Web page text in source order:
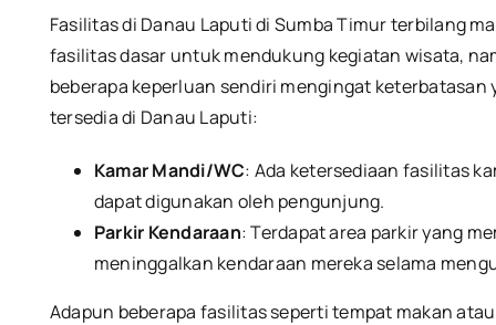
Fasilitas di Danau Laputi di Sumba Timur terbilang
fasilitas dasar untuk mendukung kegiatan wisata,
beberapa keperluan sendiri mengingat keterbatasan
tersedia di Danau Laputi:
Kamar Mandi/WC: Ada ketersediaan fasilitas
dapat digunakan oleh pengunjung.
Parkir Kendaraan: Terdapat area parkir yang
meninggalkan kendaraan mereka selama
Adapun beberapa fasilitas seperti tempat makan